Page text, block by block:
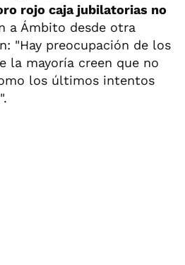
rojo caja jubilatorias no
a Ámbito desde otra
"Hay preocupación de los
la mayoría creen que no
los últimos intentos